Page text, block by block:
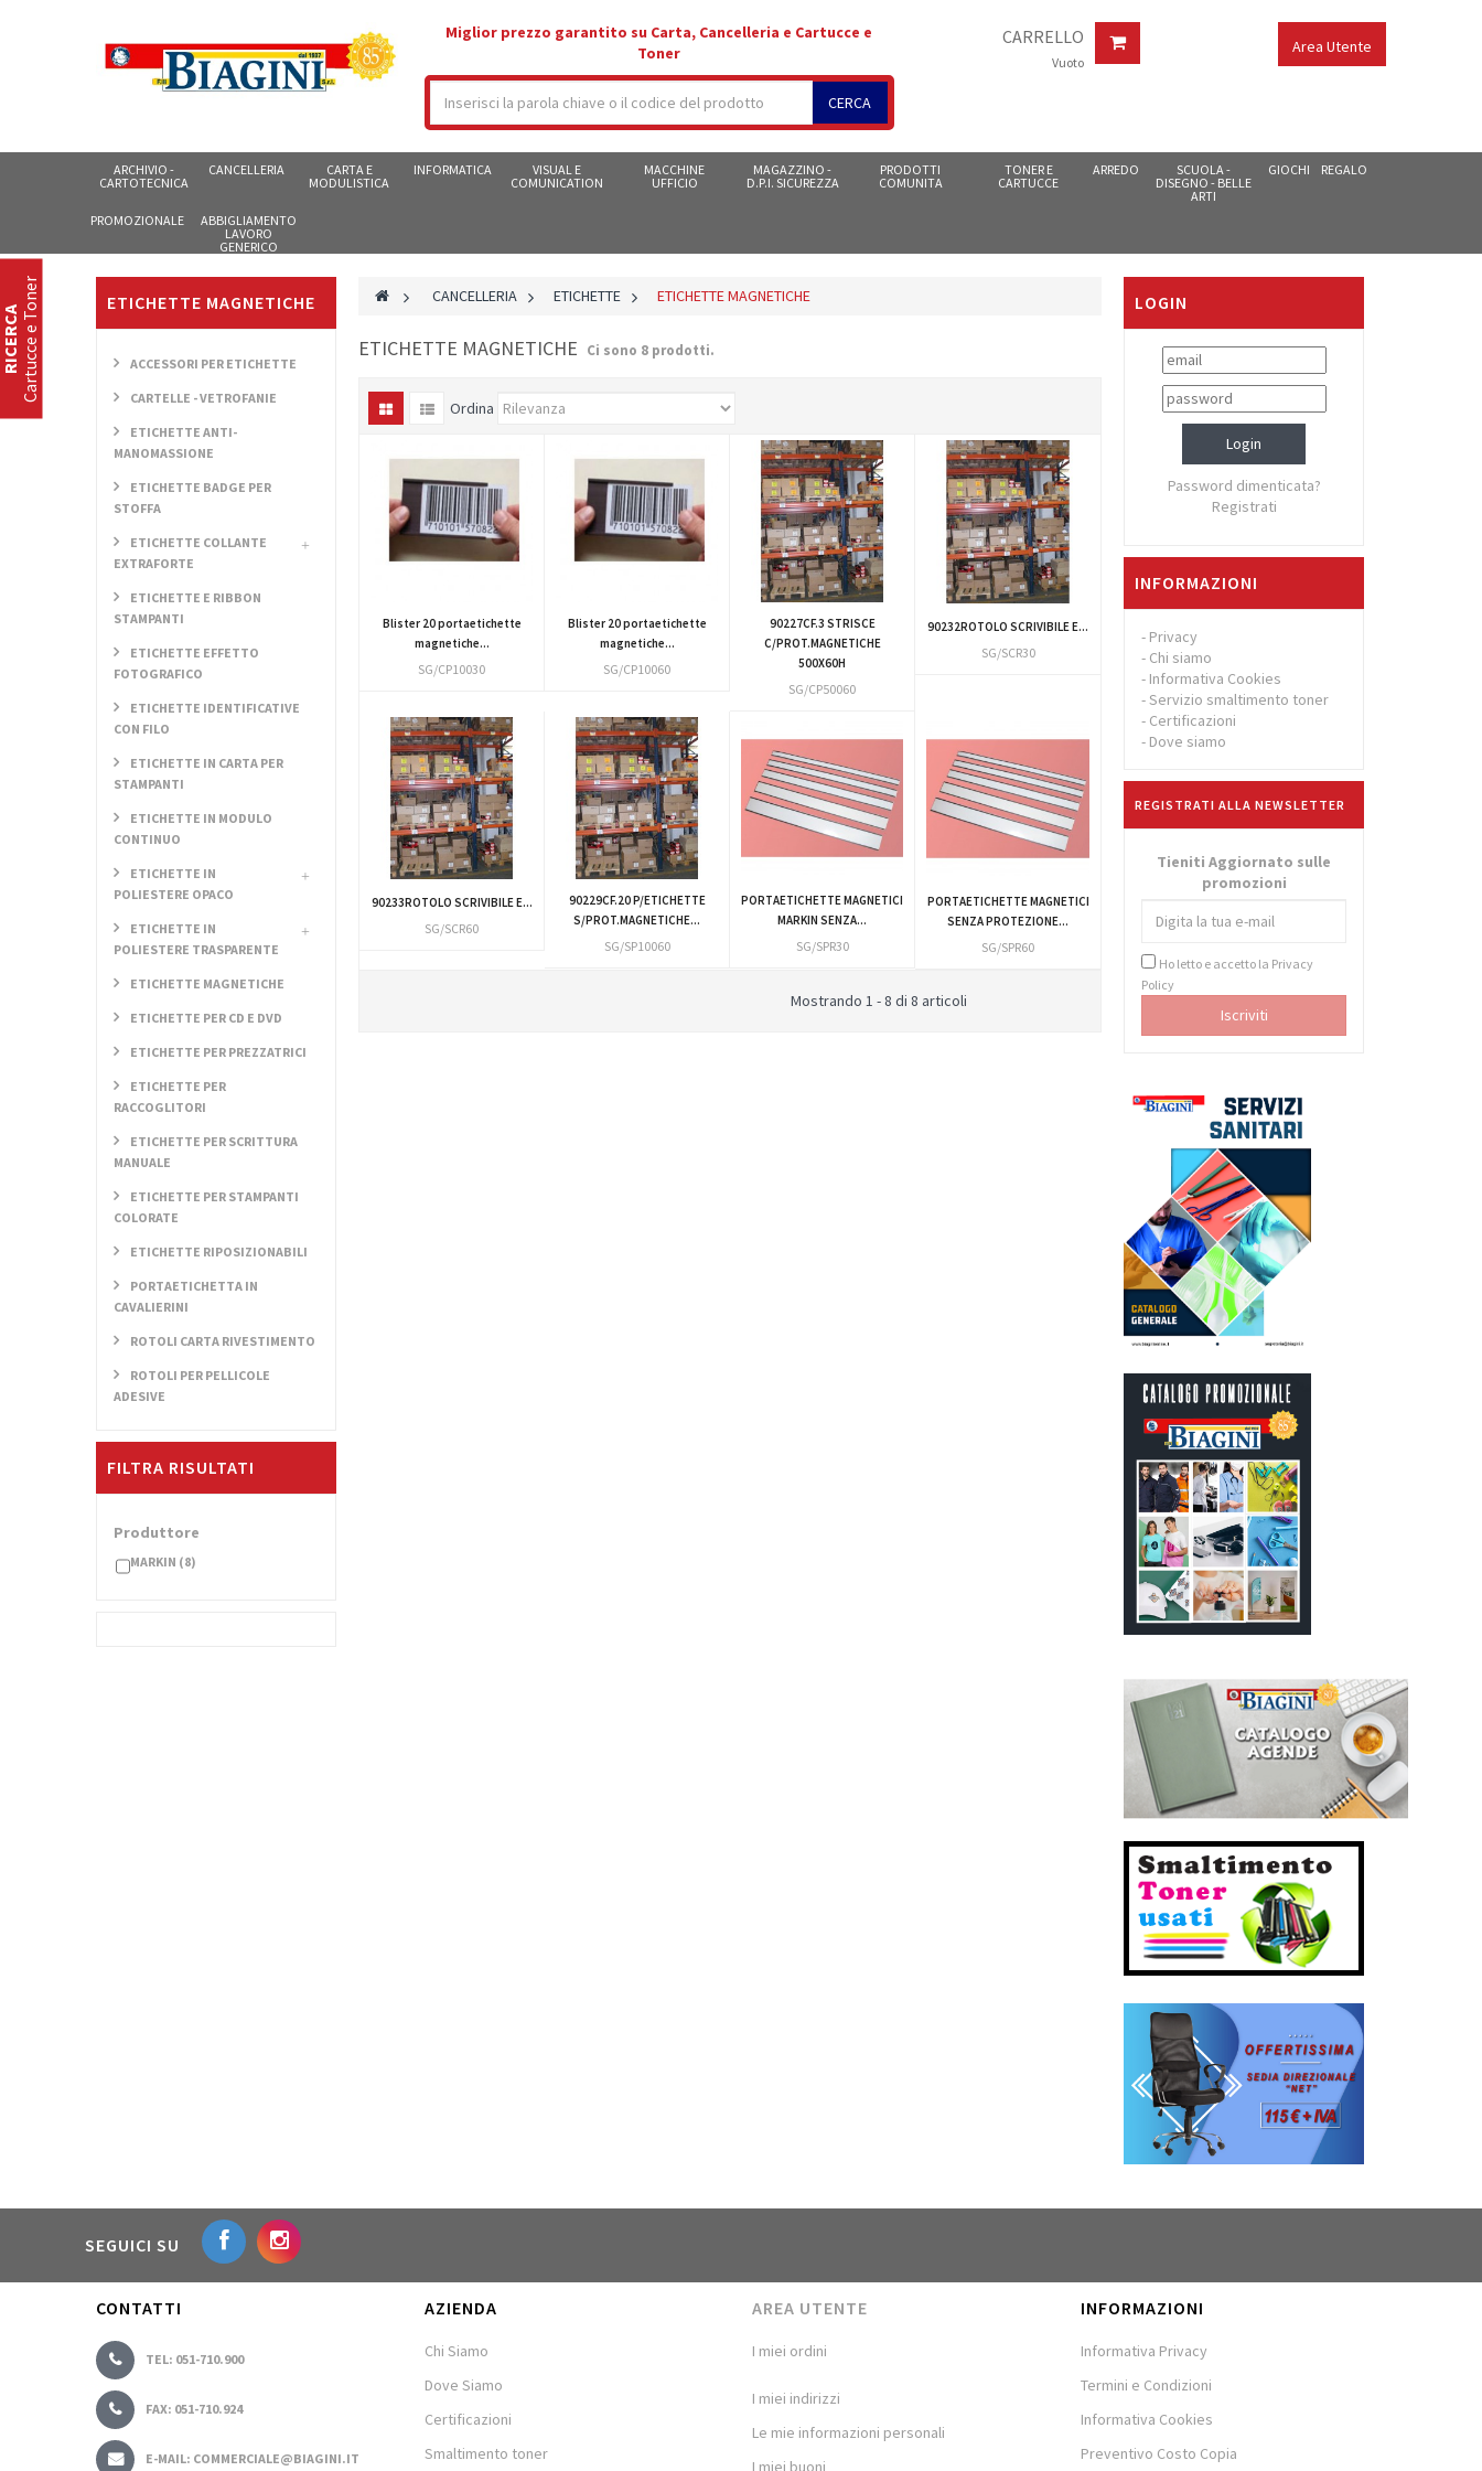
Miglior prezzo garantito su Carta, Cancelleria e Cartucce e
Toner
CERCA
CARRELLO
Vuoto
Area Utente
ARCHIVIO -
CARTOTECNICA
CANCELLERIA
CARTA E
MODULISTICA
INFORMATICA
VISUAL E
COMUNICATION
MACCHINE
UFFICIO
MAGAZZINO -
D.P.I. SICUREZZA
PRODOTTI
COMUNITA
TONER E
CARTUCCE
ARREDO
SCUOLA -
DISEGNO - BELLE
ARTI
GIOCHI REGALO
PROMOZIONALE
ABBIGLIAMENTO
LAVORO
GENERICO
ETICHETTE MAGNETICHE
ACCESSORI PER ETICHETTE
CARTELLE - VETROFANIE
ETICHETTE ANTI-
MANOMASSIONE
ETICHETTE BADGE PER
STOFFA
ETICHETTE COLLANTE
EXTRAFORTE
ETICHETTE E RIBBON
STAMPANTI
ETICHETTE EFFETTO
FOTOGRAFICO
ETICHETTE IDENTIFICATIVE
CON FILO
ETICHETTE IN CARTA PER
STAMPANTI
ETICHETTE IN MODULO
CONTINUO
ETICHETTE IN
POLIESTERE OPACO
ETICHETTE IN
POLIESTERE TRASPARENTE
ETICHETTE MAGNETICHE
ETICHETTE PER CD E DVD
ETICHETTE PER PREZZATRICI
ETICHETTE PER
RACCOGLITORI
ETICHETTE PER SCRITTURA
MANUALE
ETICHETTE PER STAMPANTI
COLORATE
ETICHETTE RIPOSIZIONABILI
PORTAETICHETTA IN
CAVALIERINI
ROTOLI CARTA RIVESTIMENTO
ROTOLI PER PELLICOLE
ADESIVE
FILTRA RISULTATI
Produttore
MARKIN (8)
> CANCELLERIA > ETICHETTE > ETICHETTE MAGNETICHE
ETICHETTE MAGNETICHE Ci sono 8 prodotti.
Ordina
Blister 20 portaetichette
magnetiche...
SG/CP10030
Blister 20 portaetichette
magnetiche...
SG/CP10060
90227CF.3 STRISCE
C/PROT.MAGNETICHE
500X60H
SG/CP50060
90232ROTOLO SCRIVIBILE E...
SG/SCR30
90233ROTOLO SCRIVIBILE E...
SG/SCR60
90229CF.20 P/ETICHETTE
S/PROT.MAGNETICHE...
SG/SP10060
PORTAETICHETTE MAGNETICI
MARKIN SENZA...
SG/SPR30
PORTAETICHETTE MAGNETICI
SENZA PROTEZIONE...
SG/SPR60
Mostrando 1 - 8 di 8 articoli
LOGIN
Password dimenticata?
Registrati
INFORMAZIONI
- Privacy
- Chi siamo
- Informativa Cookies
-Servizio smaltimento toner
- Certificazioni
- Dove siamo
REGISTRATI ALLA NEWSLETTER
Tieniti Aggiornato sulle
promozioni
Ho letto e accetto la Privacy
Policy
Cartucce e Toner
SEGUICI SU
CONTATTI
TEL: 051-710.900
FAX: 051-710.924
E-MAIL: COMMERCIALE@BIAGINI.IT
AZIENDA
Chi Siamo
Dove Siamo
Certificazioni
Smaltimento toner
AREA UTENTE
I miei ordini
I miei indirizzi
Le mie informazioni personali
I miei buoni
INFORMAZIONI
Informativa Privacy
Termini e Condizioni
Informativa Cookies
Preventivo Costo Copia